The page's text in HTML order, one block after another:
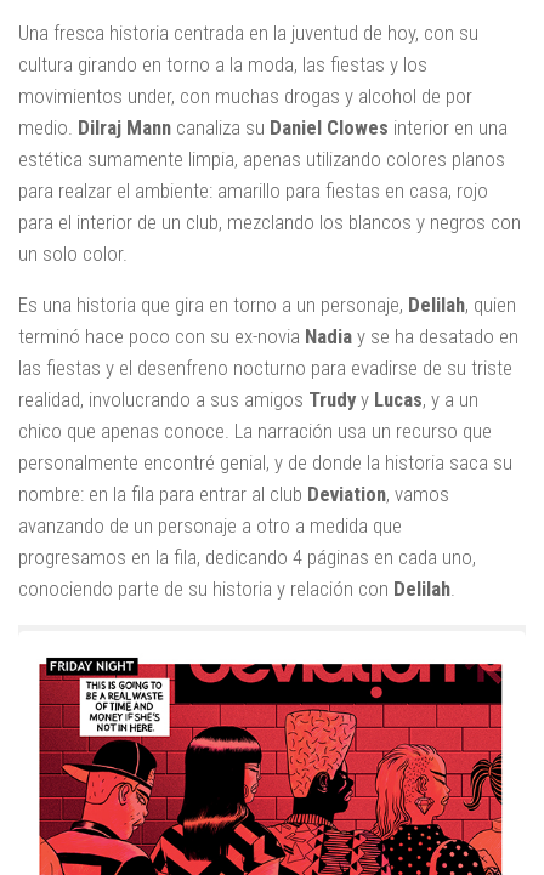
Una fresca historia centrada en la juventud de hoy, con su
cultura girando en torno a la moda, las fiestas y los
movimientos under, con muchas drogas y alcohol de por
medio. Dilraj Mann canaliza su Daniel Clowes interior en una
estética sumamente limpia, apenas utilizando colores planos
para realzar el ambiente: amarillo para fiestas en casa, rojo
para el interior de un club, mezclando los blancos y negros con
un solo color.
Es una historia que gira en torno a un personaje, Delilah, quien
terminó hace poco con su ex-novia Nadia y se ha desatado en
las fiestas y el desenfreno nocturno para evadirse de su triste
realidad, involucrando a sus amigos Trudy y Lucas, y a un
chico que apenas conoce. La narración usa un recurso que
personalmente encontré genial, y de donde la historia saca su
nombre: en la fila para entrar al club Deviation, vamos
avanzando de un personaje a otro a medida que
progresamos en la fila, dedicando 4 páginas en cada uno,
conociendo parte de su historia y relación con Delilah.